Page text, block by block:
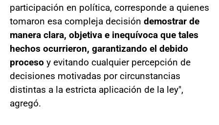
participación en política, corresponde a quienes
tomaron esa compleja decisión demostrar de
manera clara, objetiva e inequívoca que tales
hechos ocurrieron, garantizando el debido
proceso y evitando cualquier percepción de
decisiones motivadas por circunstancias
distintas a la estricta aplicación de la ley",
agregó.